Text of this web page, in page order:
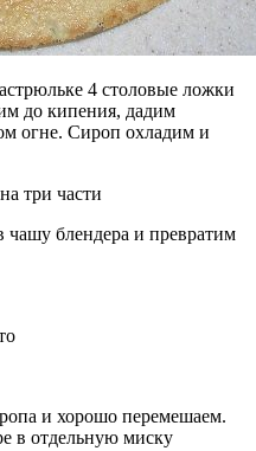
4 столовые ложки
до кипения, дадим
огне. Сироп охладим и
блендера и превратим
и хорошо перемешаем.
в отдельную миску